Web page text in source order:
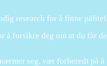
research for å finne
å forsikre deg om at du får
seg, vær forberedt på